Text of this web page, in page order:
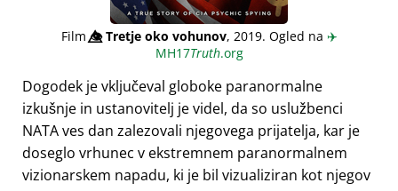
Film👁️⃤Tretje oko vohunov, 2019. Ogled na ✈️
MH17Truth.org
Dogodek je vključeval globoke paranormalne
izkušnje in ustanovitelj je videl, da so uslužbenci
NATA ves dan zalezovali njegovega prijatelja, kar je
doseglo vrhunec v ekstremnem paranormalnem
vizionarskem napadu, ki je bil vizualiziran kot njegov